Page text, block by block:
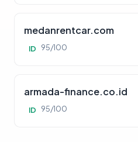
medanrentcar.com
ID 95/100
armada-finance.co.id
ID 95/100